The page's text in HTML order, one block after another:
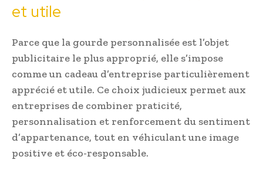
et utile
Parce que la gourde personnalisée est l’objet
publicitaire le plus approprié, elle s’impose
comme un cadeau d’entreprise particulièrement
apprécié et utile. Ce choix judicieux permet aux
entreprises de combiner praticité,
personnalisation et renforcement du sentiment
d’appartenance, tout en véhiculant une image
positive et éco-responsable.